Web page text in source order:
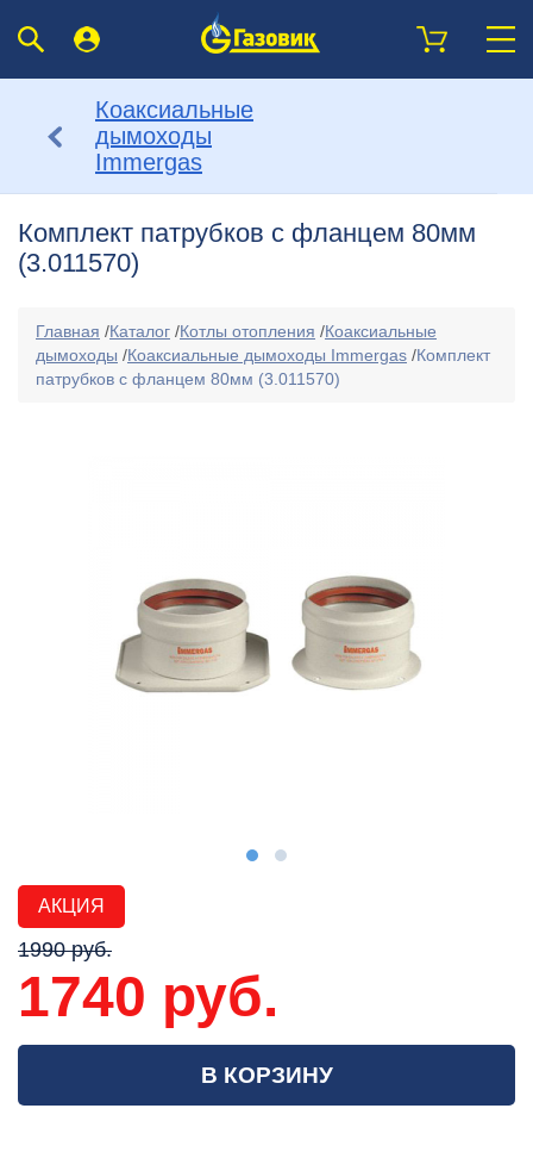
Коаксиальные
дымоходы
Immergas
Комплект патрубков с фланцем 80мм
(3.011570)
Главная /Каталог /Котлы отопления /Коаксиальные
дымоходы /Коаксиальные дымоходы Immergas /Комплект
патрубков с фланцем 80мм (3.011570)
АКЦИЯ
1990 руб.
1740 руб.
В КОРЗИНУ